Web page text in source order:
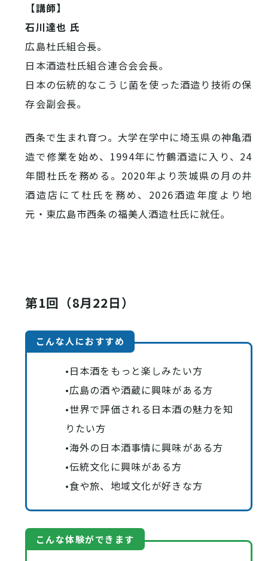
【講師】
石川達也 氏
広島杜氏組合長。
日本酒造杜氏組合連合会会長。
日本の伝統的なこうじ菌を使った酒造り技術の保
存会副会長。
西条で生まれ育つ。大学在学中に埼玉県の神亀酒
造で修業を始め、1994年に竹鶴酒造に入り、24
年間杜氏を務める。2020年より茨城県の月の井
酒造店にて杜氏を務め、2026酒造年度より地
元・東広島市西条の福美人酒造杜氏に就任。
第1回（8月22日）
こんな人におすすめ
•日本酒をもっと楽しみたい方
•広島の酒や酒蔵に興味がある方
•世界で評価される日本酒の魅力を知
りたい方
•海外の日本酒事情に興味がある方
•伝統文化に興味がある方
•食や旅、地域文化が好きな方
こんな体験ができます